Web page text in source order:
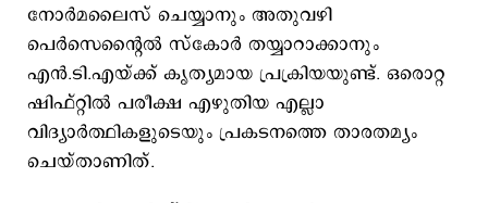
നോർമലൈസ് ചെയ്യാനും അതുവഴി
പെർസെന്റൈൽ സ്‌കോർ തയ്യാറാക്കാനും
എൻ.ടി.എയ്ക്ക് കൃത്യമായ പ്രക്രിയയുണ്ട്. ഒരൊറ്റ
ഷിഫ്റ്റിൽ പരീക്ഷ എഴുതിയ എല്ലാ
വിദ്യാർത്ഥികളുടെയും പ്രകടനത്തെ താരതമ്യം
ചെയ്താണിത്.